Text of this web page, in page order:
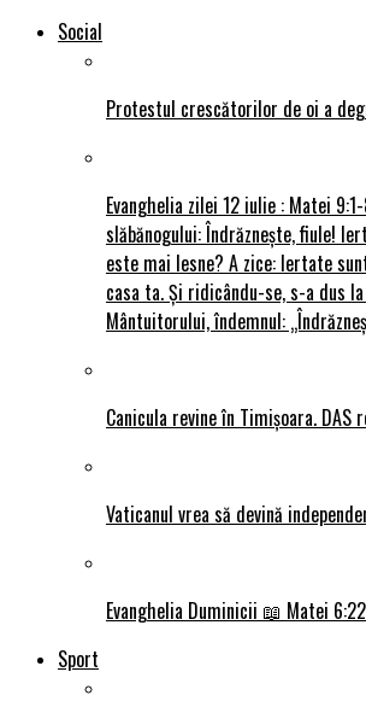
Social
Protestul crescătorilor de oi a
Evanghelia zilei 12 iulie : Matei
slăbănogului: Îndrăznește, fiule!
este mai lesne? A zice: Iertate
casa ta. Și ridicându-se, s-a dus
Mântuitorului, îndemnul:
Canicula revine în Timișoara.
Vaticanul vrea să devină
Evanghelia Duminicii 📖 Matei
Sport